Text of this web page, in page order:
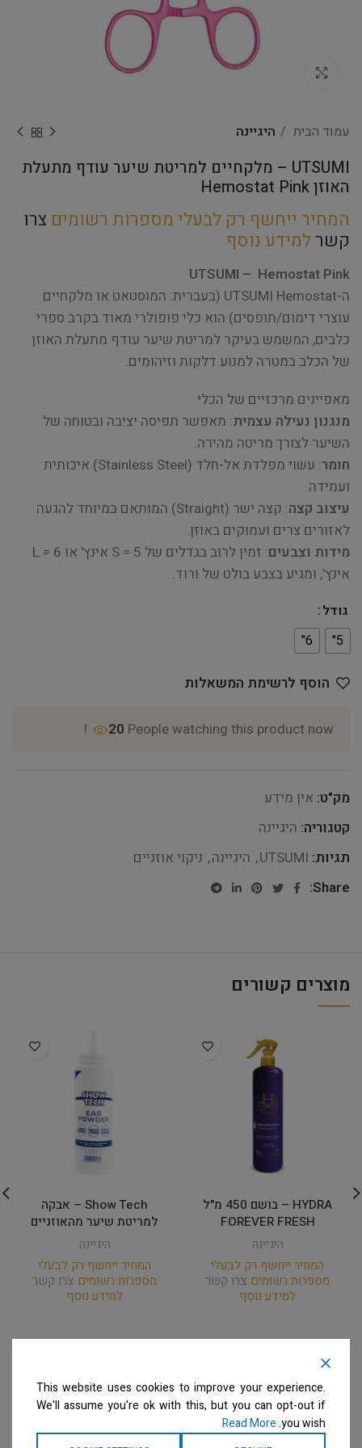
Click to enlarge
עמוד הבית היגיינה
UTSUMI – מלקחיים למריטת שיער עודף מתעלת
האוזן Hemostat Pink
המחיר ייחשף רק לבעלי מספרות רשומים צרו
קשרלמידע נוסף
UTSUMI – Hemostat Pink
ה-UTSUMI Hemostat (בעברית: המוסטאט או מלקחיים
עוצרי דימום/תופסים) הוא כלי פופולרי מאוד בקרב ספרי
כלבים, המשמש בעיקר למריטת שיער עודף מתעלת האוזן
של הכלב במטרה למנוע דלקות וזיהומים.
מאפיינים מרכזיים של הכלי
מנגנון נעילה עצמית: מאפשר תפיסה יציבה ובטוחה של
השיער לצורך מריטה מהירה.
חומר
: עשוי מפלדת אל-חלד (Stainless Steel) איכותית
ועמידה.
עיצוב קצה
: קצה ישר (Straight) המותאם במיוחד להגעה
לאזורים צרים ועמוקים באוזן.
מידות וצבעים
: זמין לרוב בגדלים של 5 = S אינץ' או 6 = L
אינץ', ומגיע בצבע בולט של ורוד.
גודל
5"
6"
הוסף לרשימת המשאלות
20 People watching this product now!
מק"ט: אין מידע
קטגוריה: היגיינה
תגיות: UTSUMI
, היגיינה, ניקוי אוזניים
Share:
מוצרים קשורים
HYDRA – בושם 450 מ"ל
FOREVER FRESH
היגיינה
המחיר ייחשף רק לבעלי
מספרות רשומים צרו קשר
למידע נוסף
Show Tech – אבקה
למריטת שיער מהאוזניים
היגיינה
המחיר ייחשף רק לבעלי
מספרות רשומים צרו קשר
למידע נוסף
This website uses cookies to improve your experience.
We'll assume you're ok with this, but you can opt-out if
you wish.
Read More